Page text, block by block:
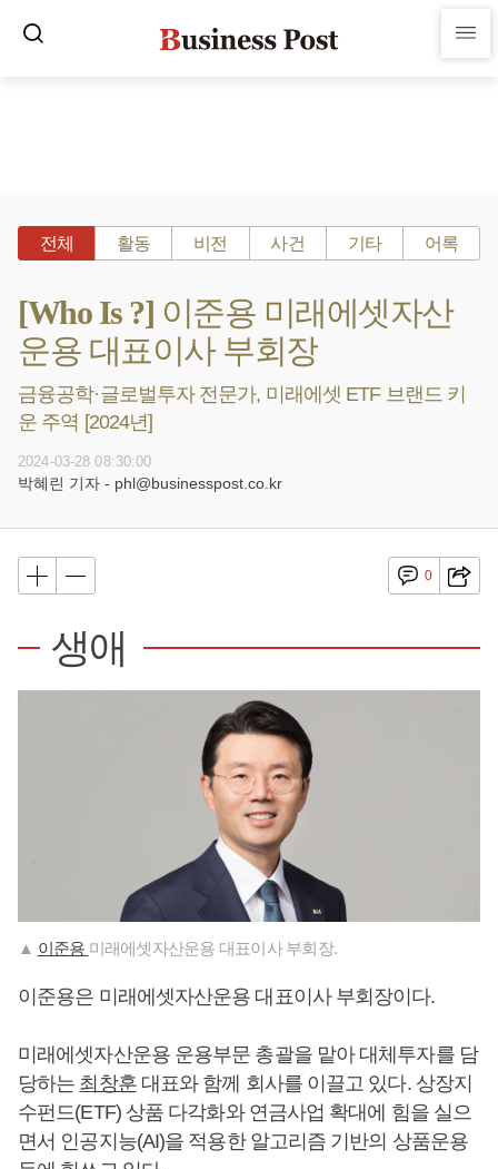
전체 활동 비전 사건 기타 어록
[Who Is ?] 이준용 미래에셋자산
운용 대표이사 부회장
금융공학·글로벌투자 전문가, 미래에셋 ETF 브랜드 키
운 주역 [2024년]
2024-03-28 08:30:00
박혜린 기자 - phl@businesspost.co.kr
0
생애
▲ 이준용 미래에셋자산운용 대표이사 부회장.
이준용은 미래에셋자산운용 대표이사 부회장이다.
미래에셋자산운용 운용부문 총괄을 맡아 대체투자를 담
당하는 최창훈대표와 함께 회사를 이끌고 있다. 상장지
수펀드(ETF) 상품 다각화와 연금사업 확대에 힘을 실으
면서 인공지능(AI)을 적용한 알고리즘 기반의 상품운용